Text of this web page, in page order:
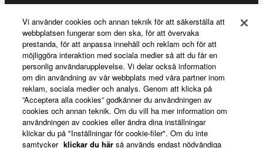
Om Yamaha
Sverige - Swedish
Business
Vi använder cookies och annan teknik för att säkerställa att
webbplatsen fungerar som den ska, för att övervaka
prestanda, för att anpassa innehåll och reklam och för att
möjliggöra interaktion med sociala medier så att du får en
personlig användarupplevelse. Vi delar också information
om din användning av vår webbplats med våra partner inom
reklam, sociala medier och analys. Genom att klicka på
”Acceptera alla cookies” godkänner du användningen av
cookies och annan teknik. Om du vill ha mer information om
användningen av cookies eller ändra dina inställningar
klickar du på "Inställningar för cookie-filer". Om du inte
samtycker klickar du här så används endast nödvändiga